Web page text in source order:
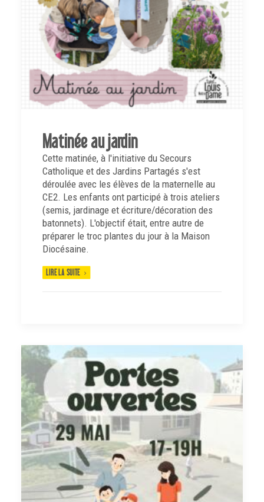
Matinée au jardin
Cette matinée, à l'initiative du Secours
Catholique et des Jardins Partagés s'est
déroulée avec les élèves de la maternelle au
CE2. Les enfants ont participé à trois ateliers
(semis, jardinage et écriture/décoration des
batonnets). L'objectif était, entre autre de
préparer le troc plantes du jour à la Maison
Diocésaine.
LIRE LA SUITE